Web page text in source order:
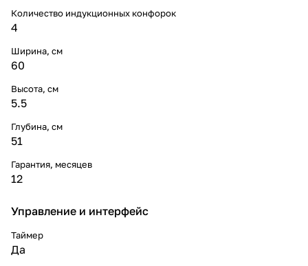
Количество индукционных конфорок
4
Ширина, см
60
Высота, см
5.5
Глубина, см
51
Гарантия, месяцев
12
Управление и интерфейс
Таймер
Да